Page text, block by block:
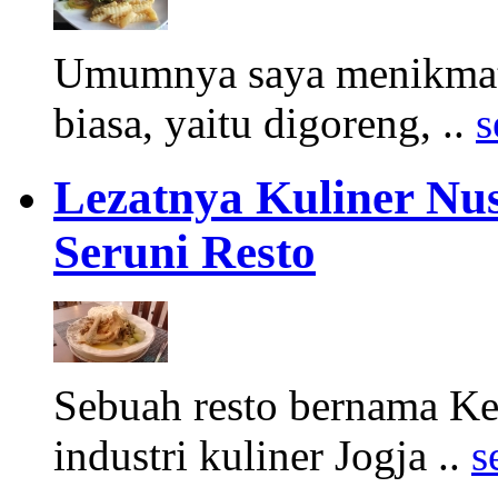
Umumnya saya
biasa, yaitu digoreng, ..
Lezatnya Kuliner
Seruni Resto
Sebuah resto bernama
industri kuliner Jogja ..